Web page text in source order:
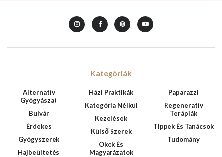
Kategóriák
Alternatív
Gyógyászat
Bulvár
Érdekes
Gyógyszerek
Hajbeültetés
Házi Praktikák
Kategória Nélkül
Kezelések
Külső Szerek
Okok És
Magyarázatok
Paparazzi
Regeneratív
Terápiák
Tippek És Tanácsok
Tudomány